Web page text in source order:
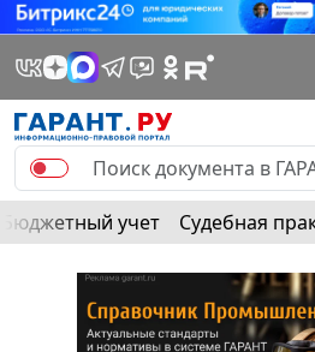
Бюджетный учет Судебная